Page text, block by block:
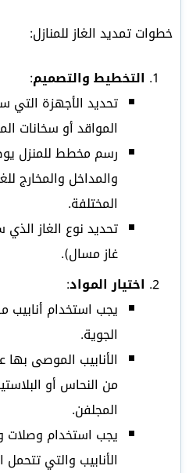
خطوات تمديد الغاز للمنازل:
التخطيط والتصميم:
تحديد الأجهزة التي
المواقد أو سخانات
رسم مخطط للمنزل
والمداخل والمخارج
المختلفة.
تحديد نوع الغاز
غاز مسال).
اختيار المواد:
يجب استخدام أنابيب
الجوية.
الأنابيب الموصى
المجلفن.
يجب استخدام وصلات
الأنابيب والتي